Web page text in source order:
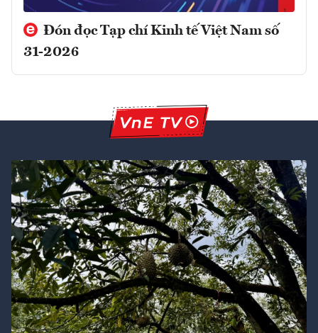
Đón đọc Tạp chí Kinh tế Việt Nam số
31-2026